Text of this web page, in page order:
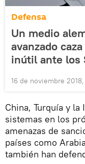
Defensa
Un medio
avanzado
inútil ante los
16 de noviembre
China, Turquía y
sistemas en los
amenazas de
países como
también han